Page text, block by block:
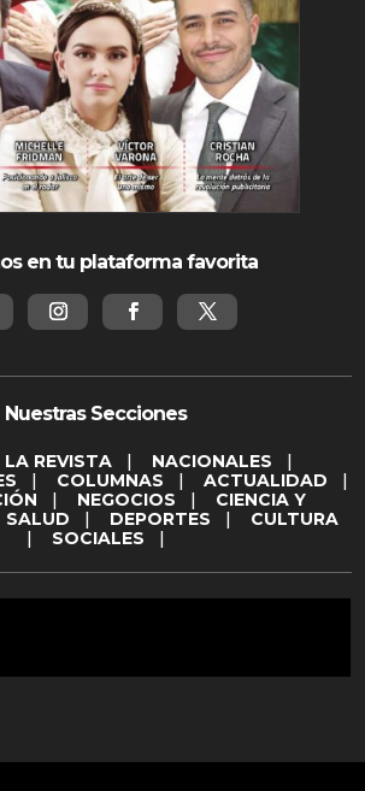
en tu plataforma favorita
Nuestras Secciones
LA REVISTA | NACIONALES |
| COLUMNAS | ACTUALIDAD |
| NEGOCIOS | CIENCIA Y
SALUD | DEPORTES | CULTURA
| SOCIALES |